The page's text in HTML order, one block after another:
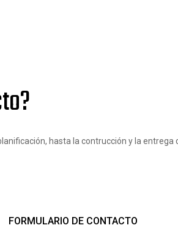
hasta la contrucción y la entrega
FORMULARIO DE CONTACTO